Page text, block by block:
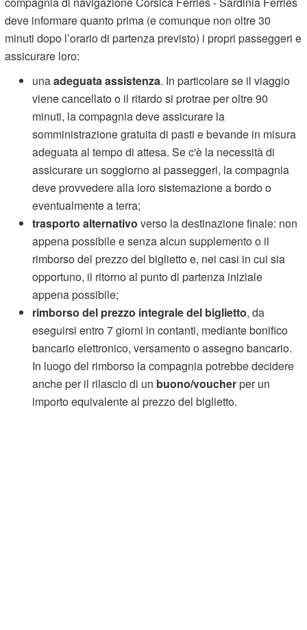
deve informare quanto prima (e comunque non oltre 30
minuti dopo l’orario di partenza previsto) i propri passeggeri e
assicurare loro:
unaadeguata assistenza. In particolare se il viaggio
viene cancellato o il ritardo si protrae per oltre 90
minuti, la compagnia deve assicurare la
somministrazione gratuita di pasti e bevande in misura
adeguata al tempo di attesa. Se c'è la necessità di
assicurare un soggiorno ai passeggeri, la compagnia
deve provvedere alla loro sistemazione a bordo o
eventualmente a terra;
trasporto alternativo verso la destinazione finale: non
appena possibile e senza alcun supplemento o il
rimborso del prezzo del biglietto e, nei casi in cui sia
opportuno, il ritorno al punto di partenza iniziale
appena possibile;
rimborso del prezzo integrale del biglietto, da
eseguirsi entro 7 giorni in contanti, mediante bonifico
bancario elettronico, versamento o assegno bancario.
In luogo del rimborso la compagnia potrebbe decidere
anche per il rilascio di un buono/voucherper un
importo equivalente al prezzo del biglietto.